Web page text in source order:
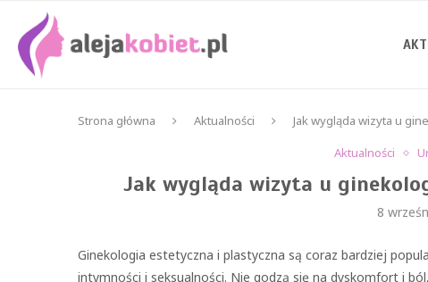
Strona główna Aktualności
Jak wygląda wizyta u
Aktualności
Jak wygląda wizyta u
8
Ginekologia estetyczna i plastyczna są coraz bardziej
intymności i seksualności. Nie godzą się na dyskomfort i